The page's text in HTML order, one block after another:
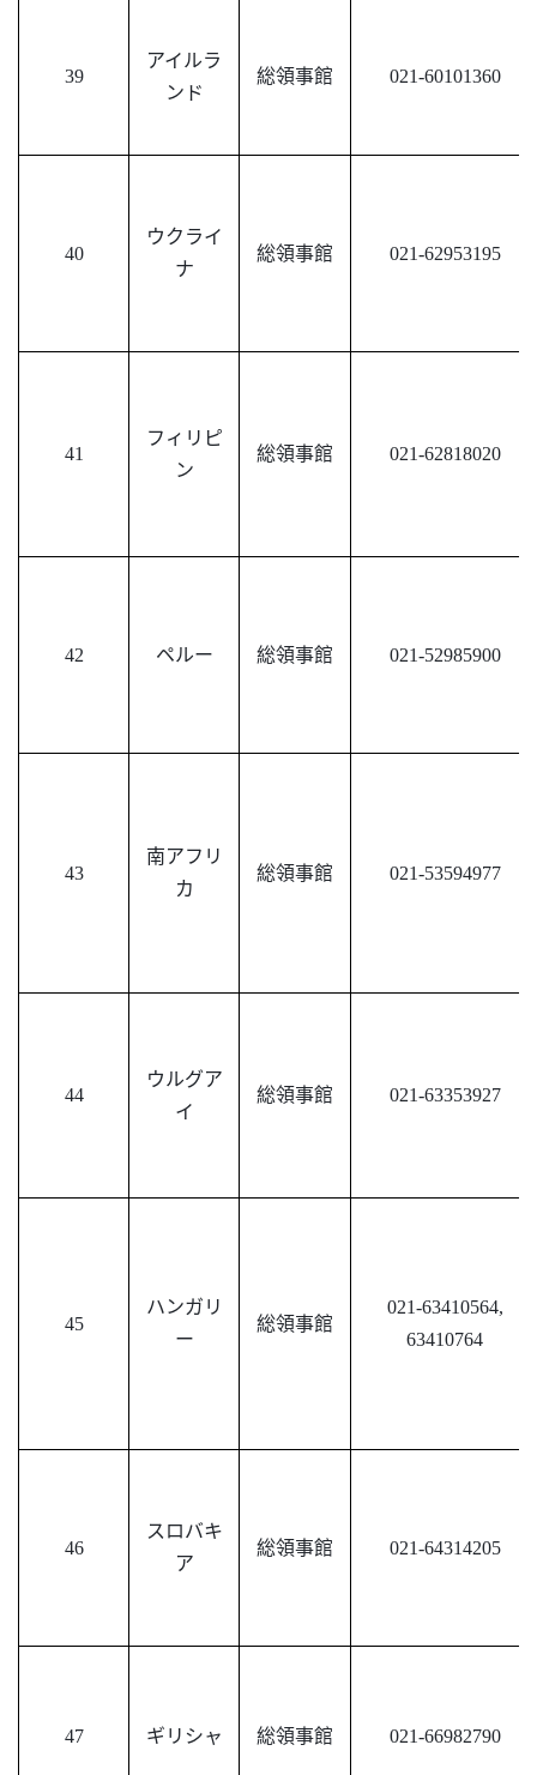
39
アイルラ
ンド
総領事館 021-60101360
40
ウクライ
ナ
総領事館 021-62953195
41
フィリピ
ン
総領事館 021-62818020
42 ペルー 総領事館 021-52985900
43
南アフリ
カ
総領事館 021-53594977
44
ウルグア
イ
総領事館 021-63353927
45
ハンガリ
ー
総領事館
021-63410564,
63410764
46
スロバキ
ア
総領事館 021-64314205
47 ギリシャ 総領事館 021-66982790